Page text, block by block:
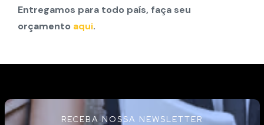
Entregamos para todo país, faça seu
orçamento aqui.
RECEBA NOSSA NEWSLETTER